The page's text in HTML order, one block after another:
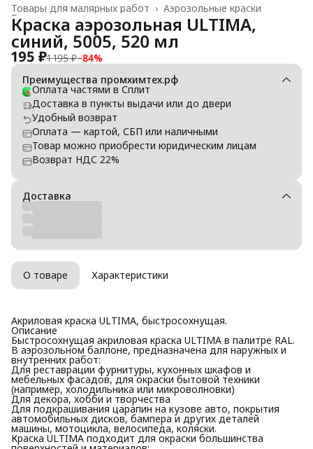
Аэрозольные краски
Товары для малярных работ ›
Главная
Краска аэрозольная ULTIMA,
синий, 5005, 520 мл
195 ₽1 195 ₽−84%
Преимущества промхимтех.рф
Оплата частями в Сплит
Доставка в пункты выдачи или до двери
Удобный возврат
Оплата — картой, СБП или наличными
Товар можно приобрести юридическим лицам
Возврат НДС 22%
Доставка
О товаре Характеристики
Акриловая краска ULTIMA, быстросохнущая.
Описание
Быстросохнущая акриловая краска ULTIMA в палитре RAL.
В аэрозольном баллоне, предназначена для наружных и
внутренних работ:
Для реставрации фурнитуры, кухонных шкафов и
мебельных фасадов, для окраски бытовой техники
(например, холодильника или микроволновки)
Для декора, хобби и творчества
Для подкрашивания царапин на кузове авто, покрытия
автомобильных дисков, бампера и других деталей
машины, мотоцикла, велосипеда, коляски.
Краска ULTIMA подходит для окраски большинства